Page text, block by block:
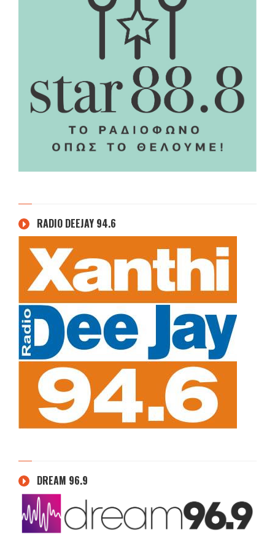
RADIO DEEJAY 94.6
DREAM 96.9